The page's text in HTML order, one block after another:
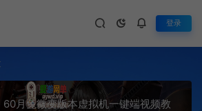
登录
月兔微变版本虚拟机一键端视频教